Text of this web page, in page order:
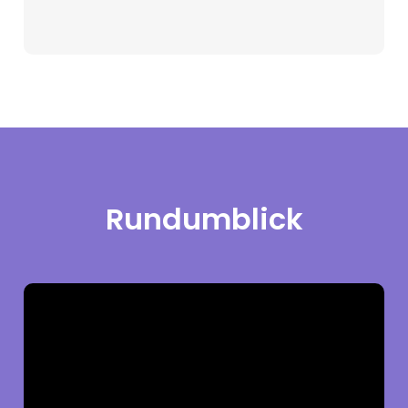
Rundumblick